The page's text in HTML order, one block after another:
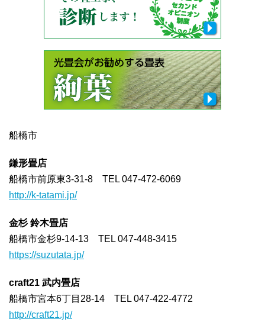
船橋市
鎌形畳店
船橋市前原東3-31-8 TEL 047-472-6069
http://k-tatami.jp/
金杉 鈴木畳店
船橋市金杉9-14-13 TEL 047-448-3415
https://suzutata.jp/
craft21 武内畳店
船橋市宮本6丁目28-14 TEL 047-422-4772
http://craft21.jp/